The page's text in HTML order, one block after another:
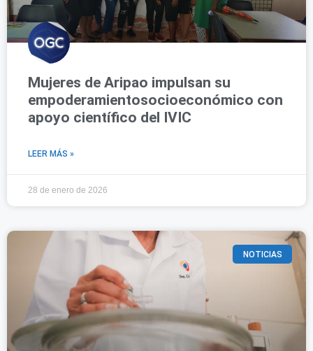
Mujeres de Aripao impulsan su
empoderamientosocioeconómico con
apoyo científico del IVIC
LEER MÁS »
28 de enero de 2026
NOTICIAS